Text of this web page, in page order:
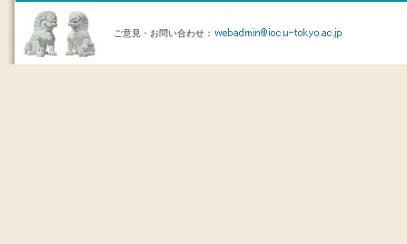
ご意見・お問い合わせ：